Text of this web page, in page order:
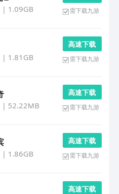
| 1.09GB 需下载九游
| 1.81GB
高 速 下 载
需下载九游
| 52.22MB
高 速 下 载
需下载九游
| 1.86GB
高 速 下 载
需下载九游
高 速 下 载